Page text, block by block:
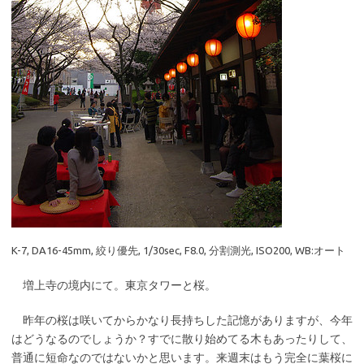
K-7, DA16-45mm, 絞り優先, 1/30sec, F8.0, 分割測光, ISO200, WB:オート
増上寺の境内にて。東京タワーと桜。
昨年の桜は咲いてからかなり長持ちした記憶がありますが、今年
はどうなるのでしょうか？すでに散り始めてる木もあったりして、
普通に短命なのではないかと思います。来週末はもう完全に葉桜に